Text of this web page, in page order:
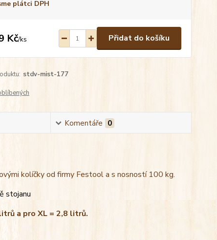
plátci DPH
Kč/ks Přidat do košíku
stdv-mist-177
Komentáře 0
kolíčky od firmy Festool a s nosností 100 kg.
stojanu
a pro XL = 2,8 litrů.